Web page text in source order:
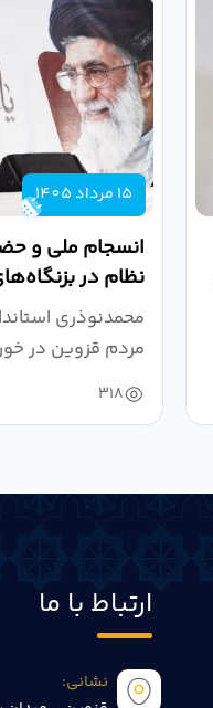
15 مرداد 1405
انسجام ملی و
نظام در
محمدنوذری
مردم قزوین در
حمایت...
318
ارتباط با ما
نشانی: